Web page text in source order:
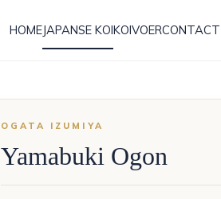
HOMEJAPANSE KOIKOIVOERCONTACT
OGATA IZUMIYA
Yamabuki Ogon